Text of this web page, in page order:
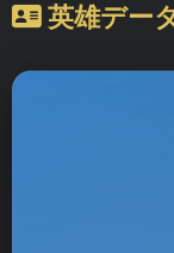
英雄デー